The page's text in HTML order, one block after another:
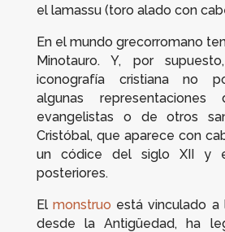
el lamassu(toro alado con
En el mundo grecorromano
Minotauro. Y, por
iconografía cristiana no
algunas
evangelistas o de otros
Cristóbal, que aparece con
un códice del siglo XII y
posteriores.
El monstruo está vinculado a
desde la Antigüedad, ha